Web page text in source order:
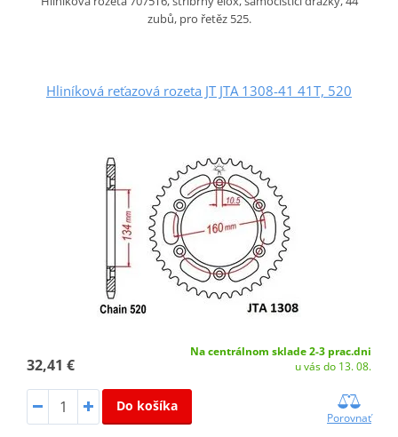
zubů, pro řetěz 525.
Hliníková reťazová rozeta JT JTA 1308-41 41T, 520
32,41 €
Na centrálnom sklade 2-3 prac.dni
u vás do 13. 08.
Do košíka
Porovnať